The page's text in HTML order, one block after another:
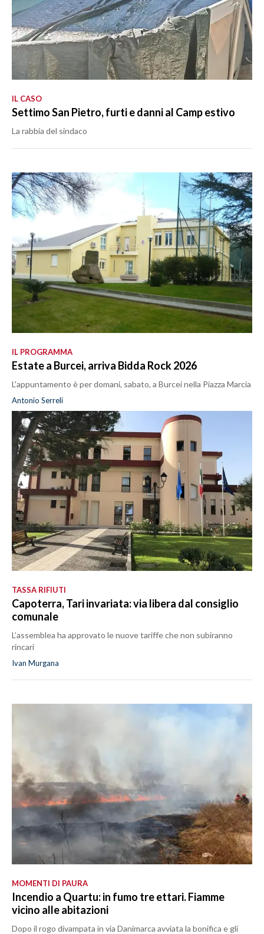
IL CASO
Settimo San Pietro, furti e danni al Camp estivo
La rabbia del sindaco
IL PROGRAMMA
Estate a Burcei, arriva Bidda Rock 2026
L'appuntamento è per domani, sabato, a Burcei nella Piazza Marcia
Antonio Serreli
TASSA RIFIUTI
Capoterra, Tari invariata: via libera dal consiglio
comunale
L’assemblea ha approvato le nuove tariffe che non subiranno
rincari
Ivan Murgana
MOMENTI DI PAURA
Incendio a Quartu: in fumo tre ettari. Fiamme
vicino alle abitazioni
Dopo il rogo divampata in via Danimarca avviata la bonifica e gli